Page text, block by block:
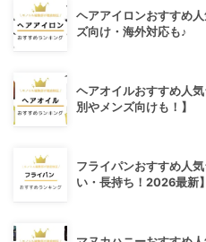
ヘアアイロンおすすめ
ズ向け・海外対応も♪
ヘアオイルおすすめ人
別やメンズ向けも！】
フライパンおすすめ人
い・長持ち！2026最新】